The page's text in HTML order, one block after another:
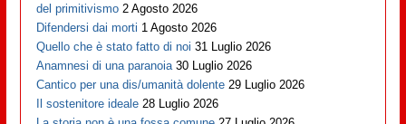
del primitivismo 2 Agosto 2026
Difendersi dai morti 1 Agosto 2026
Quello che è stato fatto di noi 31 Luglio 2026
Anamnesi di una paranoia 30 Luglio 2026
Cantico per una dis/umanità dolente 29 Luglio 2026
Il sostenitore ideale 28 Luglio 2026